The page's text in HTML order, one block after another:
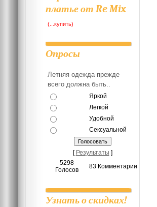
платье от Re Mix
(...купить)
Опросы
Летняя одежда прежде
всего должна быть..
Яркой
Легкой
Удобной
Сексуальной
[ Результаты ]
5298
Голосов
83 Комментарии
Узнать о скидках!